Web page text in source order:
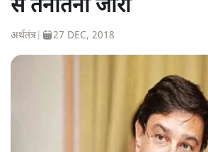
से तनातनी जारी
अर्थतंत्र 27 DEC, 2018